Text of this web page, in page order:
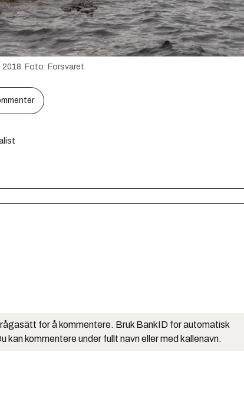
Foto: Forsvaret
for å kommentere. Bruk BankID for automatisk
kan kommentere under fullt navn eller med kallenavn.